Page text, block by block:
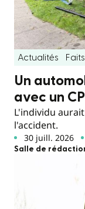
Actualités
Un
avec un
L'individu
l'accident.
30 juill. 2026
Salle de